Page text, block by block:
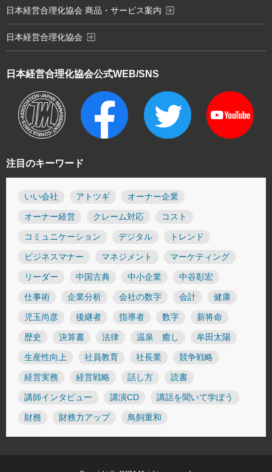
注目のキーワード
いい会社 アトツギ オーナー企業
オーナー経営 クレーム対応 コスト
コミュニケーション デジタル トレンド
ビジネスマナー マネジメント マーケティング
リーダー 中国古典 中小企業 中谷彰宏
仕事術 企業分析 会社の数字 会計 健康
児玉尚彦 後継者 指導者 数字 新将命
歴史 決算書 法律 温泉 癒し 牟田太陽
生産性向上 社員教育 社長業 競争戦略
経営実務 経営戦略 話し方 読書
講師インタビュー 講演CD 講話を聞いて学ぼう
財務 財務力アップ 鳥飼重和
日本経営合理化協会公式WEB/SNS
日本経営合理化協会 商品・サービス案内 exit_to_app
日本経営合理化協会 exit_to_app